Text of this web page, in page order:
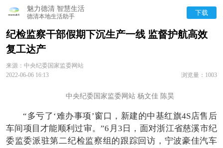
魅力德清 智慧生活
德清本地生活助手
下载
纪检监察干部假期下沉生产一线 监督护航高效
复工达产
来源：中央纪委国家监委网站
2022-06-06 16:13
浏览量：1003
中央纪委国家监委网站 杨文佳 陈昊
“多亏了‘难办事项’窗口，新建的中基红旗4S店售后
车间项目才能顺利过审。”6月3日，面对浙江省慈溪市纪
委监委派驻第二纪检监察组的跟踪回访，宁波豪佳汽车